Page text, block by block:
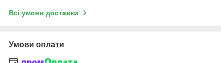
Всі умови доставки
Умови оплати